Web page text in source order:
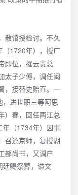
散馆授检讨。不久
（1720年），授广
即位，擢云贵总
太子少傅，调任闽
，接替史贻直。一
进世职三等阿思
）春，回任两江总
年（1734年）因事
召还京师，复授湖
部尚书，又调户
廷赐祭葬，谥文